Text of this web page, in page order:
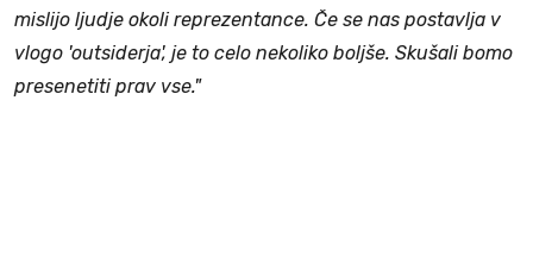
mislijo ljudje okoli reprezentance. Če se nas postavlja v
vlogo 'outsiderja', je to celo nekoliko boljše. Skušali bomo
presenetiti prav vse."